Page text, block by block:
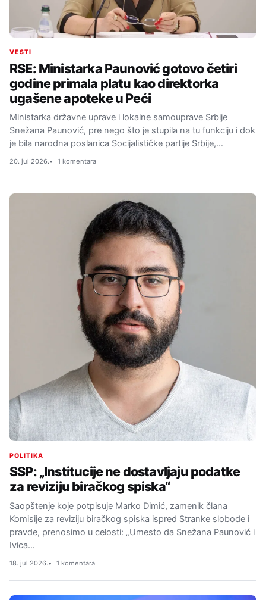
VESTI
RSE: Ministarka Paunović gotovo četiri
godine primala platu kao direktorka
ugašene apoteke u Peći
Ministarka državne uprave i lokalne samouprave Srbije
Snežana Paunović, pre nego što je stupila na tu funkciju i dok
je bila narodna poslanica Socijalističke partije Srbije,…
20. jul 2026. 1 komentara
POLITIKA
SSP: „Institucije ne dostavljaju podatke
za reviziju biračkog spiska“
Saopštenje koje potpisuje Marko Dimić, zamenik člana
Komisije za reviziju biračkog spiska ispred Stranke slobode i
pravde, prenosimo u celosti: „Umesto da Snežana Paunović i
Ivica…
18. jul 2026. 1 komentara